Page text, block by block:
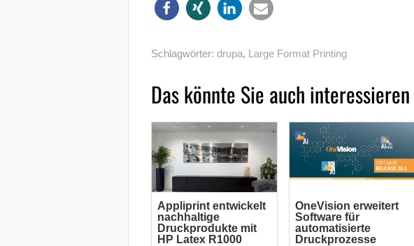
Schlagwörter: drupa, Large Format Printing
Das könnte Sie auch interessieren
Appliprint entwickelt
nachhaltige
Druckprodukte mit
HP Latex R1000
OneVision erweitert
Software für
automatisierte
Druckprozesse